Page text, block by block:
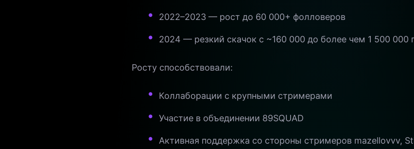
2022–2023 — рост до 60 000+ фолловеров
2024 — резкий скачок с ~160 000 до более чем 1 500 000
Росту способствовали:
Коллаборации с крупными стримерами
Участие в объединении 89SQUAD
Активная поддержка со стороны стримеров mazellovvv,